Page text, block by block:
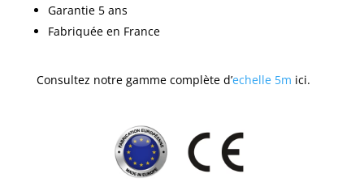
Garantie 5 ans
Fabriquée en France
Consultez notre gamme complète d’echelle 5m ici.